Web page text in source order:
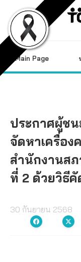
content
Main Page
ประกาศผู้ชน
จัดหาเครื่อ
สำนักงานสภ
ที่ 2 ด้วยวิธีคั
30 กันยายน 2568